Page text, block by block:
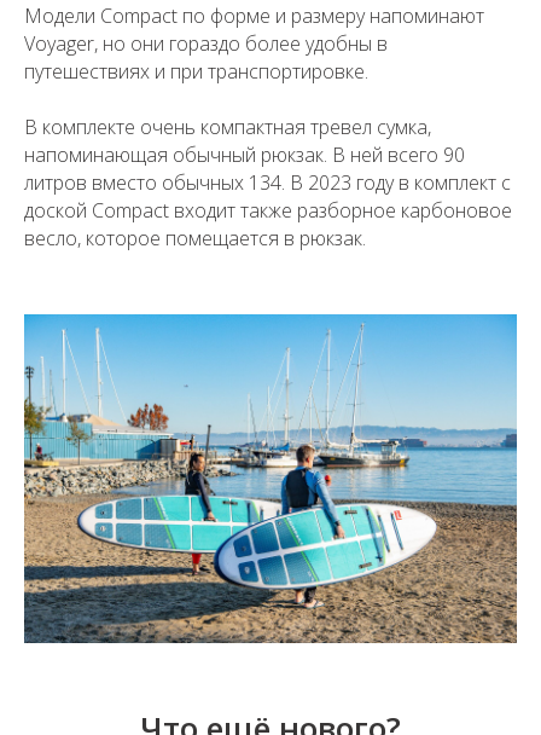
Модели Compact по форме и размеру напоминают
Voyager, но они гораздо более удобны в
путешествиях и при транспортировке.
В комплекте очень компактная тревел сумка,
напоминающая обычный рюкзак. В ней всего 90
литров вместо обычных 134. В 2023 году в комплект с
доской Compact входит также разборное карбоновое
весло, которое помещается в рюкзак.